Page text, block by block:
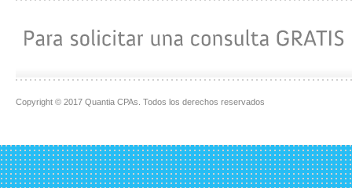
Copyright © 2017 Quantia CPAs. Todos los derechos reservados